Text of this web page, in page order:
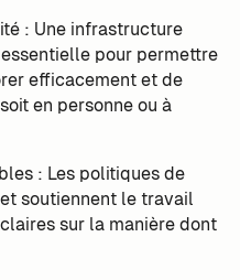
: Une infrastructure
pour permettre
efficacement et de
en personne ou à
: Les politiques de
soutiennent le travail
sur la manière dont